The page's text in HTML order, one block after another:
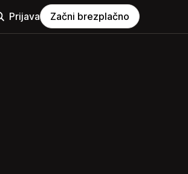
Prijava Začni brezplačno